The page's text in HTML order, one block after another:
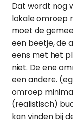
Dat wordt nog
lokale omroep
moet de
een beetje, de
eens met het
niet. De ene
een andere.
omroep
(realistisch)
kan vinden bij